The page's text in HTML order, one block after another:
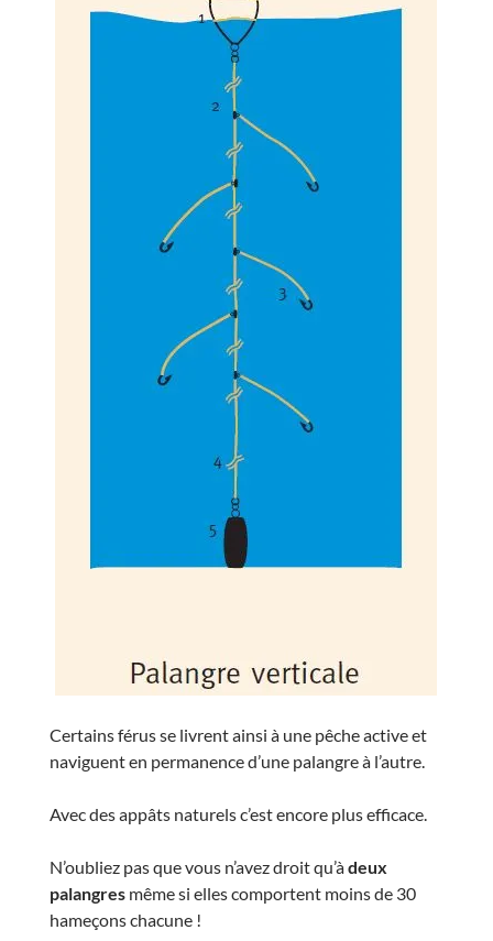
Certains férus se livrent ainsi à une pêche active et
naviguent en permanence d’une palangre à l’autre.
Avec des appâts naturels c’est encore plus efficace.
N’oubliez pas que vous n’avez droit qu’àdeux
palangresmême si elles comportent moins de 30
hameçons chacune !